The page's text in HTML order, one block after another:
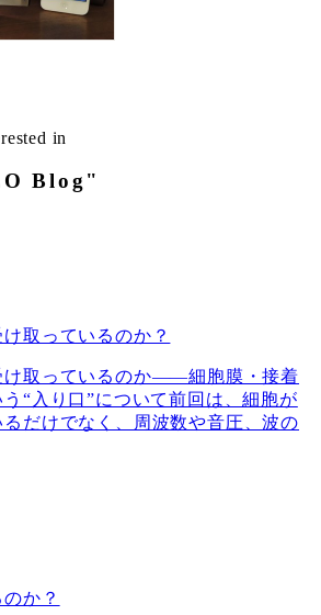
in
Blog"
取っているのか？
け取っているのか――細胞膜・接着
“入り口”について前回は、細胞が
だけでなく、周波数や音圧、波の
か？